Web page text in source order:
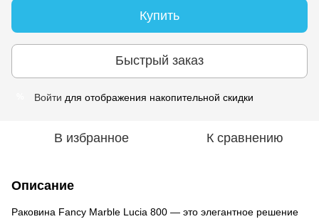
Купить
Быстрый заказ
Войти для отображения накопительной скидки
В избранное К сравнению
Описание
Раковина Fancy Marble Lucia 800 — это элегантное решение